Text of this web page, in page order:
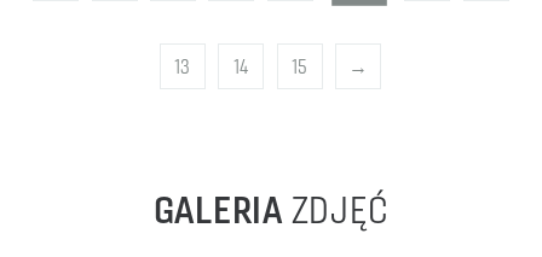
13 14 15 →
GALERIAZDJĘĆ